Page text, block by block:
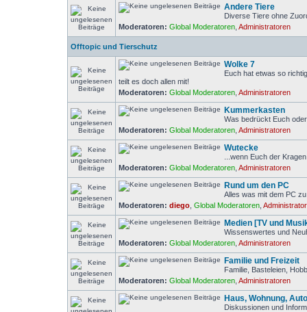
Andere Tiere
Diverse Tiere ohne
Moderatoren: Global Moderatoren Administratoren
Offtopic und Tierschutz
Wolke 7
Euch hat etwas so
teilt es doch allen mit!
Moderatoren: Global Moderatoren Administratoren
Kummerkasten
Was bedrückt Euch
Moderatoren: Global Moderatoren Administratoren
Wutecke
...wenn Euch der
Moderatoren: Global Moderatoren Administratoren
Rund um den PC
Alles was mit dem PC
Moderatoren: diego Global Moderatoren
Medien [TV und
Wissenswertes und
Moderatoren: Global Moderatoren Administratoren
Familie und Freizeit
Familie, Basteleien,
Moderatoren: Global Moderatoren Administratoren
Haus, Wohnung,
Diskussionen und